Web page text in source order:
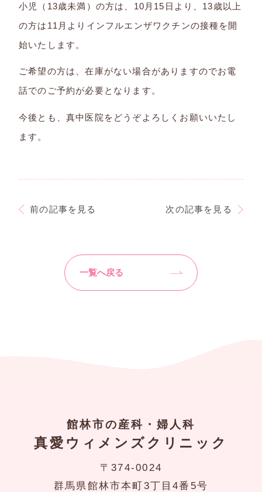
小児（13歳未満）の方は、10月15日より、13歳以上
の方は11月よりインフルエンザワクチンの接種を開
始いたします。
ご希望の方は、在庫がない場合がありますのでお電
話でのご予約が必要となります。
今後とも、真中医院をどうぞよろしくお願いいたし
ます。
前の記事を見る 次の記事を見る
一覧へ戻る
館林市の産科・婦人科
真愛ウィメンズクリニック
〒374‐0024
群馬県館林市本町3丁目4番5号